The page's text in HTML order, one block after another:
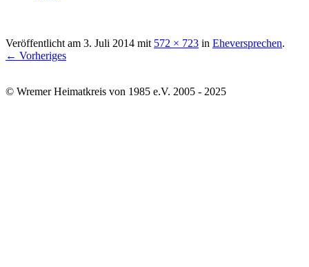
Veröffentlicht am 3. Juli 2014 mit 572 × 723 in Eheversprechen.
← Vorheriges
© Wremer Heimatkreis von 1985 e.V. 2005 - 2025